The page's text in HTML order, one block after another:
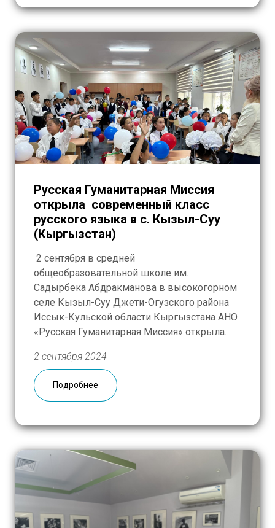
Русская Гуманитарная Миссия
открыла современный класс
русского языка в с. Кызыл-Суу
(Кыргызстан)
2 сентября в средней
общеобразовательной школе им.
Садырбека Абдракманова в высокогорном
селе Кызыл-Суу Джети-Огузского района
Иссык-Кульской области Кыргызстана АНО
«Русская Гуманитарная Миссия» открыла
языка и литературы. Красную ленточку
перерезали заместитель генерального
директора РГМ по образовательным
проектам Татьяна Орлова, руководитель
Зульхарнеев и Эрмек Бахавадинов, глава
Джети-Огузской районной
госадминистрации. […]
2 сентября 2024
Подробнее